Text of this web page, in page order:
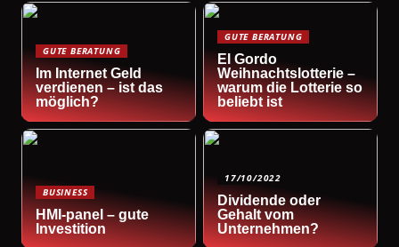
GUTE BERATUNG
Im Internet Geld
verdienen – ist das
möglich?
GUTE BERATUNG
El Gordo
Weihnachtslotterie –
warum die Lotterie so
beliebt ist
BUSINESS
HMI-panel – gute
Investition
17/10/2022
Dividende oder
Gehalt vom
Unternehmen?